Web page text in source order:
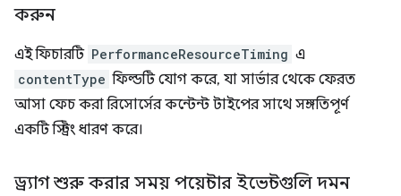
করুন
এই ফিচারটি PerformanceResourceTiming এ
contentType ফিল্ডটি যোগ করে, যা সার্ভার থেকে ফেরত
আসা ফেচ করা রিসোর্সের কন্টেন্ট টাইপের সাথে সঙ্গতিপূর্ণ
একটি স্ট্রিং ধারণ করে।
ড্র্যাগ শুরু করার সময় পয়েন্টার ইভেন্টগুলি দমন